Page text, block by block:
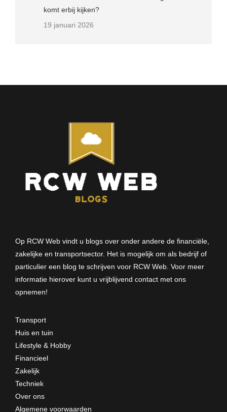
komt erbij kijken?
19 januari 2026
Op RCW Web vindt u blogs over onder andere de financiële,
zakelijke en transportsector. Het is mogelijk om als bedrijf of
particulier een blog te schrijven voor RCW Web. Voor meer
informatie hierover kunt u vrijblijvend contact met ons
opnemen!
Transport
Huis en tuin
Lifestyle & Hobby
Financieel
Zakelijk
Techniek
Over ons
Algemene voorwaarden